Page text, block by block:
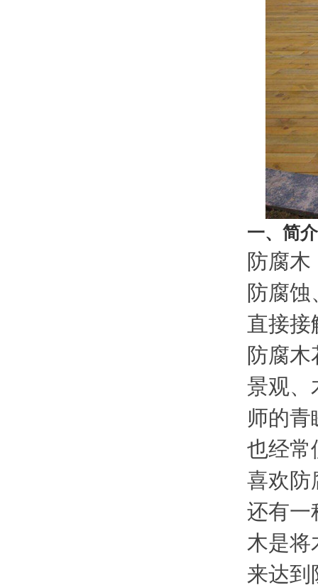
一、简介
防腐
防腐
直接接
防腐
景观、
师的
也经常
喜欢防
还有一
木是将
来达到